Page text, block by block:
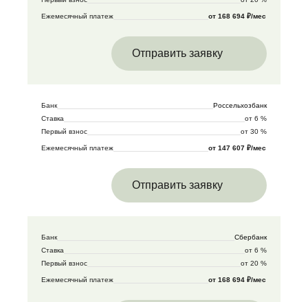
Ежемесячный платеж от 168 694 ₽/мес
Отправить заявку
Банк
Россельхозбанк
Ставка
от 6 %
Первый взнос
от 30 %
Ежемесячный платеж от 147 607 ₽/мес
Отправить заявку
Банк
Сбербанк
Ставка
от 6 %
Первый взнос
от 20 %
Ежемесячный платеж от 168 694 ₽/мес